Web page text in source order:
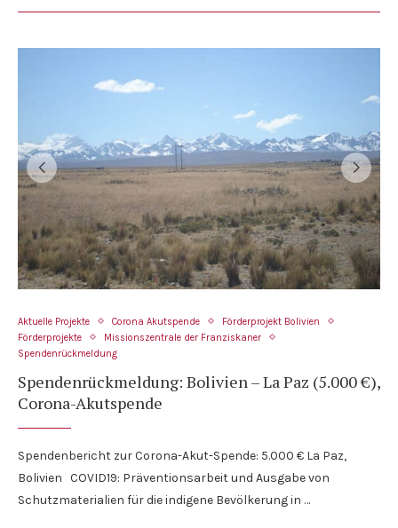
Aktuelle Projekte Corona Akutspende
Förderprojekt Bolivien
Förderprojekte
Missionszentrale der Franziskaner
Spendenrückmeldung
Spendenrückmeldung: Bolivien – La Paz (5.000 €),
Corona-Akutspende
Spendenbericht zur Corona-Akut-Spende: 5.000 € La Paz,
Bolivien COVID19: Präventionsarbeit und Ausgabe von
Schutzmaterialien für die indigene Bevölkerung in …